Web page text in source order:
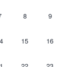
8 9
15 16